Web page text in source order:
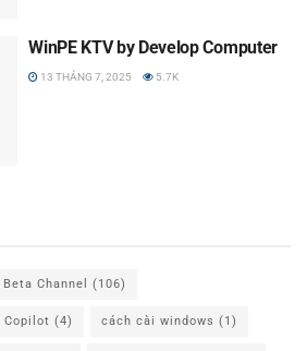
WinPE KTV by Develop Computer
13 THÁNG 7, 2025 5.7K
Beta Channel (106)
Copilot (4) cách cài windows (1)